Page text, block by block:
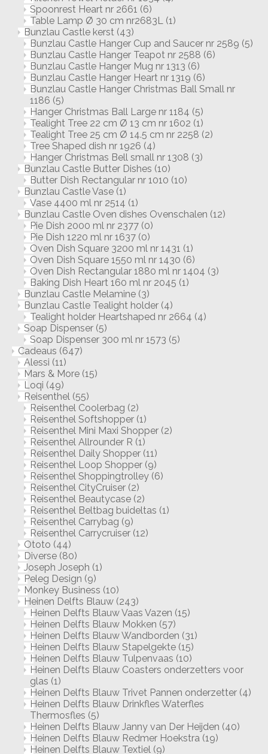
Spoonrest Heart nr 2661 (6)
Table Lamp Ø 30 cm nr2683L (1)
Bunzlau Castle kerst (43)
Bunzlau Castle Hanger Cup and Saucer nr 2589 (5)
Bunzlau Castle Hanger Teapot nr 2588 (6)
Bunzlau Castle Hanger Mug nr 1313 (6)
Bunzlau Castle Hanger Heart nr 1319 (6)
Bunzlau Castle Hanger Christmas Ball Small nr
1186 (5)
Hanger Christmas Ball Large nr 1184 (5)
Tealight Tree 22 cm Ø 13 cm nr 1602 (1)
Tealight Tree 25 cm Ø 14.5 cm nr 2258 (2)
Tree Shaped dish nr 1926 (4)
Hanger Christmas Bell small nr 1308 (3)
Bunzlau Castle Butter Dishes (10)
Butter Dish Rectangular nr 1010 (10)
Bunzlau Castle Vase (1)
Vase 4400 ml nr 2514 (1)
Bunzlau Castle Oven dishes Ovenschalen (12)
Pie Dish 2000 ml nr 2377 (0)
Pie Dish 1220 ml nr 1637 (0)
Oven Dish Square 3200 ml nr 1431 (1)
Oven Dish Square 1550 ml nr 1430 (6)
Oven Dish Rectangular 1880 ml nr 1404 (3)
Baking Dish Heart 160 ml nr 2045 (1)
Bunzlau Castle Melamine (3)
Bunzlau Castle Tealight holder (4)
Tealight holder Heartshaped nr 2664 (4)
Soap Dispenser (5)
Soap Dispenser 300 ml nr 1573 (5)
Cadeaus (647)
Alessi (11)
Mars & More (15)
Loqi (49)
Reisenthel (55)
Reisenthel Coolerbag (2)
Reisenthel Softshopper (1)
Reisenthel Mini Maxi Shopper (2)
Reisenthel Allrounder R (1)
Reisenthel Daily Shopper (11)
Reisenthel Loop Shopper (9)
Reisenthel Shoppingtrolley (6)
Reisenthel CityCruiser (2)
Reisenthel Beautycase (2)
Reisenthel Beltbag buideltas (1)
Reisenthel Carrybag (9)
Reisenthel Carrycruiser (12)
Ototo (44)
Diverse (80)
Joseph Joseph (1)
Peleg Design (9)
Monkey Business (10)
Heinen Delfts Blauw (243)
Heinen Delfts Blauw Vaas Vazen (15)
Heinen Delfts Blauw Mokken (57)
Heinen Delfts Blauw Wandborden (31)
Heinen Delfts Blauw Stapelgekte (15)
Heinen Delfts Blauw Tulpenvaas (10)
Heinen Delfts Blauw Coasters onderzetters voor
glas (1)
Heinen Delfts Blauw Trivet Pannen onderzetter (4)
Heinen Delfts Blauw Drinkfles Waterfles
Thermosfles (5)
Heinen Delfts Blauw Janny van Der Heijden (40)
Heinen Delfts Blauw Redmer Hoekstra (19)
Heinen Delfts Blauw Textiel (9)